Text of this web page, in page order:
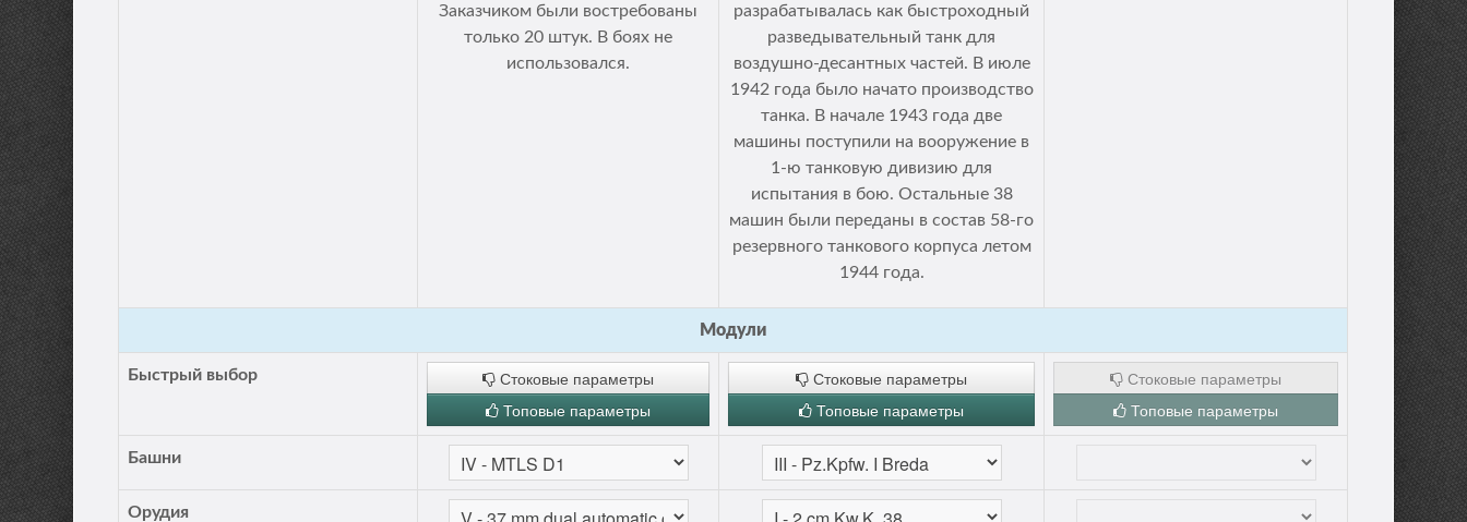
Заказчиком были востребованы
только 20 штук. В боях не
использовался.
разрабатывалась как быстроходный
разведывательный танк для
воздушно-десантных частей. В июле
1942 года было начато производство
танка. В начале 1943 года две
машины поступили на вооружение в
1-ю танковую дивизию для
испытания в бою. Остальные 38
машин были переданы в состав 58-го
резервного танкового корпуса летом
1944 года.
Модули
Быстрый выбор
Стоковые параметры
Топовые параметры
Стоковые параметры
Топовые параметры
Стоковые параметры
Топовые параметры
Башни
Орудия